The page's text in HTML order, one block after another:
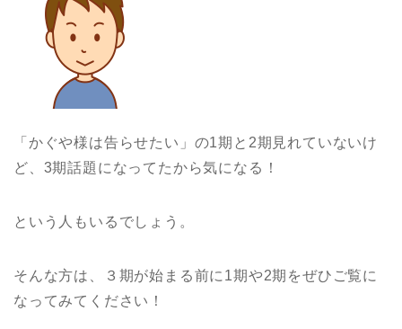
「かぐや様は告らせたい」の1期と2期見れていないけ
ど、3期話題になってたから気になる！
という人もいるでしょう。
そんな方は、３期が始まる前に1期や2期をぜひご覧に
なってみてください！